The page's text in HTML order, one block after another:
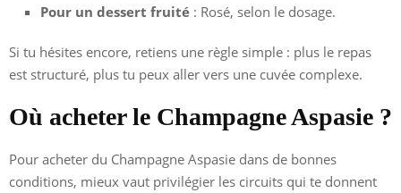
Pour un dessert fruité : Rosé, selon le dosage.
Si tu hésites encore, retiens une règle simple : plus le repas
est structuré, plus tu peux aller vers une cuvée complexe.
Où acheter le Champagne Aspasie ?
Pour acheter du Champagne Aspasie dans de bonnes
conditions, mieux vaut privilégier les circuits qui te donnent